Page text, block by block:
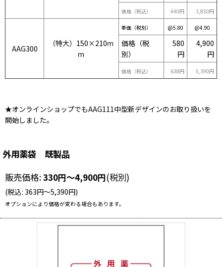
価格（税込） 440円 3,850円
AAG300
（特大）150×210ｍ
ｍ
単価（税別） @5.80 @4.90
価格（税
別）
580
円
4,900
円
価格（税込） 638円 5,390円
★オンラインショップでもAAG111中型新デザインのお取り扱いを
開始しました。
外用薬袋 既製品
販売価格:330円～4,900円(税別)
(税込: 363円～5,390円)
オプションにより価格が変わる場合もあります。